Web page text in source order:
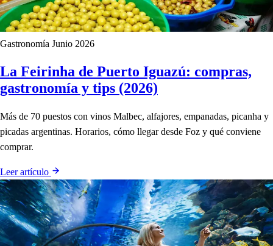
Gastronomía Junio 2026
La Feirinha de Puerto Iguazú: compras,
gastronomía y tips (2026)
Más de 70 puestos con vinos Malbec, alfajores, empanadas, picanha y
picadas argentinas. Horarios, cómo llegar desde Foz y qué conviene
comprar.
Leer artículo